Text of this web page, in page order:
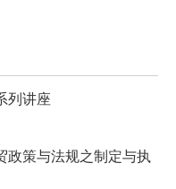
列讲座
政策与法规之制定与执